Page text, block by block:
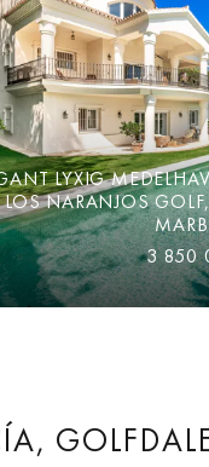
LYXIG
LOS NARANJOS
3 850